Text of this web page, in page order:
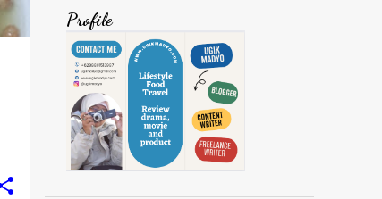
Profile